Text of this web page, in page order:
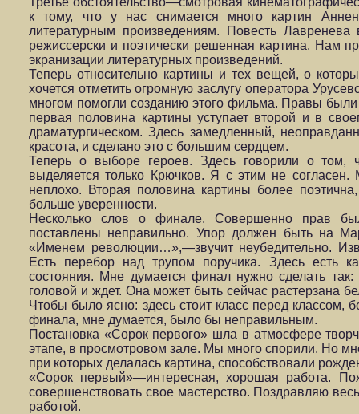
к тому, что у нас снимается много картин
литературным произведениям. Повесть
режиссерски и поэтически решенная картина. Нам
экранизации литературных произведений.
Теперь относительно картины и тех вещей, о
хочется отметить огромную заслугу оператора
многом помогли созданию этого фильма. Правы
первая половина картины уступает второй и в
драматургическом. Здесь замедленный,
красота, и сделано это с большим сердцем.
Теперь о выборе героев. Здесь говорили о том,
выделяется только Крючков. Я с этим не
неплохо. Вторая половина картины более
больше уверенности.
Несколько слов о финале. Совершенно прав
поставлены неправильно. Упор должен быть на
«Именем революции…»,—звучит неубедительно.
Есть перебор над трупом поручика. Здесь есть
состояния. Мне думается финал нужно сделать
головой и ждет. Она может быть сейчас растерзана
Чтобы было ясно: здесь стоит класс перед
финала, мне думается, было бы неправильным.
Постановка «Сорок первого» шла в атмосфере
этапе, в просмотровом зале. Мы много спорили. Но
при которых делалась картина, способствовали
«Сорок первый»—интересная, хорошая работа.
совершенствовать свое мастерство. Поздравляю
работой.